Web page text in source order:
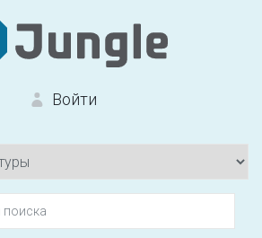
Войти
Вход на сайт